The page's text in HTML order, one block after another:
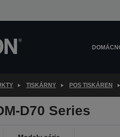
TISKÁRNY POS TISKÁREN
D70 Series